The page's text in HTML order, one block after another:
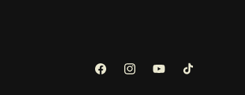
FacebookInstagramYouTubeTikTok